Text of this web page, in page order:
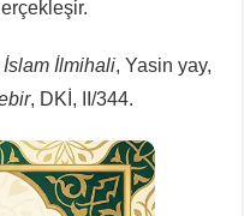
İlmihali, Yasin yay,
, DKİ, II/344.